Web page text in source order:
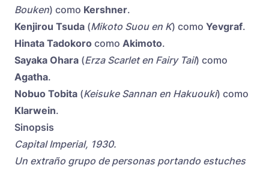
Bouken) como Kershner.
Kenjirou Tsuda (Mikoto Suou en K) como Yevgraf.
Hinata Tadokoro como Akimoto.
Sayaka Ohara (Erza Scarlet en Fairy Tail) como
Agatha.
Nobuo Tobita (Keisuke Sannan en Hakuouki) como
Klarwein.
Sinopsis
Capital Imperial, 1930.
Un extraño grupo de personas portando estuches